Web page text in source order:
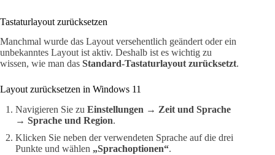
Tastaturlayout zurücksetzen
Manchmal wurde das Layout versehentlich geändert oder ein
unbekanntes Layout ist aktiv. Deshalb ist es wichtig zu
wissen, wie man das Standard-Tastaturlayout zurücksetzt.
Layout zurücksetzen in Windows 11
Navigieren Sie zu Einstellungen → Zeit und Sprache
→ Sprache und Region.
Klicken Sie neben der verwendeten Sprache auf die drei
Punkte und wählen „Sprachoptionen“.